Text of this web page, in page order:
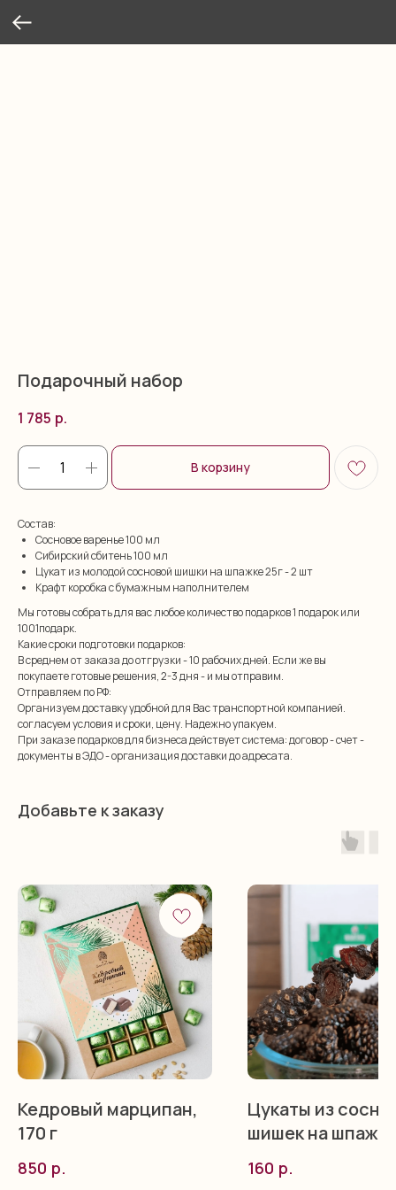
Подарочный набор
1 785 р.
В корзину
Состав:
Сосновое варенье 100 мл
Сибирский сбитень 100 мл
Цукат из молодой сосновой шишки на шпажке 25г - 2 шт
Крафт коробка с бумажным наполнителем
Мы готовы собрать для вас любое количество подарков 1 подарок или
1001подарк.
Какие сроки подготовки подарков:
В среднем от заказа до отгрузки - 10 рабочих дней. Если же вы
покупаете готовые решения, 2-3 дня - и мы отправим.
Отправляем по РФ:
Организуем доставку удобной для Вас транспортной компанией.
согласуем условия и сроки, цену. Надежно упакуем.
При заказе подарков для бизнеса действует система: договор - счет -
документы в ЭДО - организация доставки до адресата.
Добавьте к заказу
Кедровый марципан,
170 г
850 р.
Цукаты из
шишек на
160 р.